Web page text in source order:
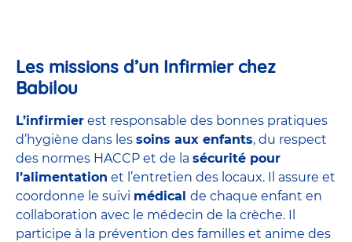
Les missions d’un Infirmier chez
Babilou
L’infirmier est responsable des bonnes pratiques
d’hygiène dans les soins aux enfants, du respect
des normes HACCP et de la sécurité pour
l’alimentation et l’entretien des locaux. Il assure et
coordonne le suivi médical de chaque enfant en
collaboration avec le médecin de la crèche. Il
participe à la prévention des familles et anime des